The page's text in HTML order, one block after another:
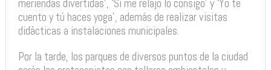
meriendas divertidas’, ‘Si me relajo lo consigo’ y ‘Yo te
cuento y tú haces yoga’, además de realizar visitas
didácticas a instalaciones municipales.
Por la tarde, los parques de diversos puntos de la ciudad